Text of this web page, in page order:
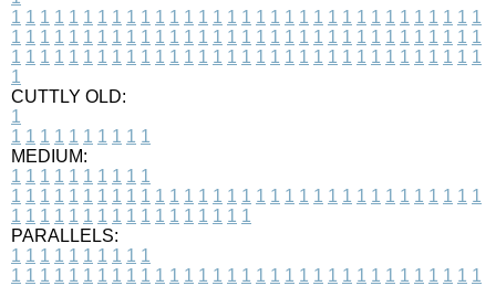
1 1 1 1 1 1 1 1 1 1 1 1 1 1 1 1 1 1 1 1 1 1 1 1 1 1 1 1 1 1 1 1 1
1 1 1 1 1 1 1 1 1 1 1 1 1 1 1 1 1 1 1 1 1 1 1 1 1 1 1 1 1 1 1 1 1
1 1 1 1 1 1 1 1 1 1 1 1 1 1 1 1 1 1 1 1 1 1 1 1 1 1 1 1 1 1 1 1 1
1
CUTTLY OLD:
1
1 1 1 1 1 1 1 1 1 1
MEDIUM:
1 1 1 1 1 1 1 1 1 1
1 1 1 1 1 1 1 1 1 1 1 1 1 1 1 1 1 1 1 1 1 1 1 1 1 1 1 1 1 1 1 1 1
1 1 1 1 1 1 1 1 1 1 1 1 1 1 1 1 1
PARALLELS:
1 1 1 1 1 1 1 1 1 1
1 1 1 1 1 1 1 1 1 1 1 1 1 1 1 1 1 1 1 1 1 1 1 1 1 1 1 1 1 1 1 1 1